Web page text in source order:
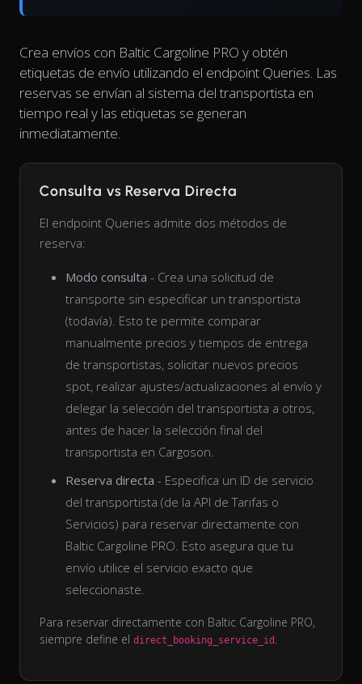
Crea envíos con Baltic Cargoline PRO y obtén
etiquetas de envío utilizando el endpoint Queries. Las
reservas se envían al sistema del transportista en
tiempo real y las etiquetas se generan
inmediatamente.
Consulta vs Reserva Directa
El endpoint Queries admite dos métodos de
reserva:
Modo consulta - Crea una solicitud de
transporte sin especificar un transportista
(todavía). Esto te permite comparar
manualmente precios y tiempos de entrega
de transportistas, solicitar nuevos precios
spot, realizar ajustes/actualizaciones al envío y
delegar la selección del transportista a otros,
antes de hacer la selección final del
transportista en Cargoson.
Reserva directa - Especifica un ID de servicio
del transportista (de la API de Tarifas o
Servicios) para reservar directamente con
Baltic Cargoline PRO. Esto asegura que tu
envío utilice el servicio exacto que
seleccionaste.
Para reservar directamente con Baltic Cargoline PRO,
siempre define el direct_booking_service_id .